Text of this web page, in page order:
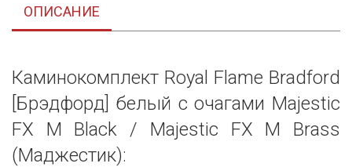
ОПИСАНИЕ
Каминокомплект Royal Flame Bradford
[Брэдфорд] белый с очагами Majestic
FX M Black / Majestic FX M Brass
(Маджестик):